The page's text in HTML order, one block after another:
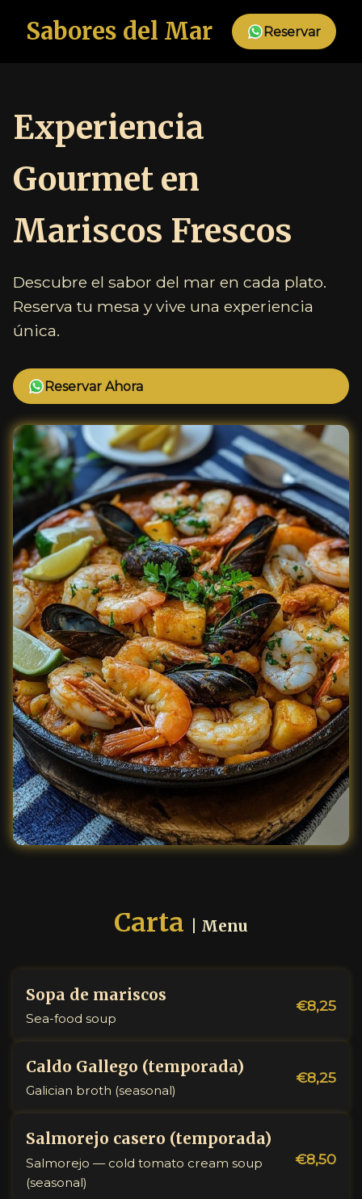
Sabores del Mar Reservar
Experiencia
Gourmet en
Mariscos Frescos
Descubre el sabor del mar en cada plato.
Reserva tu mesa y vive una experiencia
única.
Reservar Ahora
Carta | Menu
Sopa de mariscos
Sea-food soup
€8,25
Caldo Gallego (temporada)
Galician broth (seasonal)
€8,25
Salmorejo casero (temporada)
Salmorejo — cold tomato cream soup
(seasonal)
€8,50